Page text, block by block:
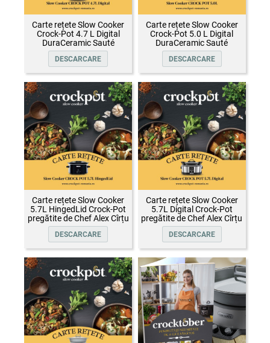
Carte rețete Slow Cooker
Crock-Pot 4.7 L Digital
DuraCeramic Sauté
DESCARCARE
Carte rețete Slow Cooker
Crock-Pot 5.0 L Digital
DuraCeramic Sauté
DESCARCARE
Carte rețete Slow Cooker
5.7L HingedLid Crock-Pot
pregătite de Chef Alex Cîrțu
DESCARCARE
Carte rețete Slow Cooker
5.7L Digital Crock-Pot
pregătite de Chef Alex Cîrțu
DESCARCARE